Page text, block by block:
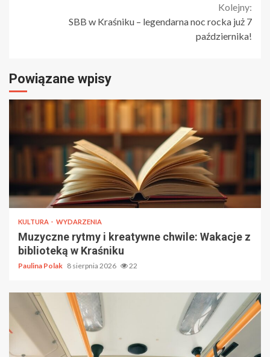
Kolejny:
SBB w Kraśniku – legendarna noc rocka już 7
października!
Powiązane wpisy
KULTURA WYDARZENIA
Muzyczne rytmy i kreatywne chwile: Wakacje z
biblioteką w Kraśniku
Paulina Polak 8 sierpnia 2026 22